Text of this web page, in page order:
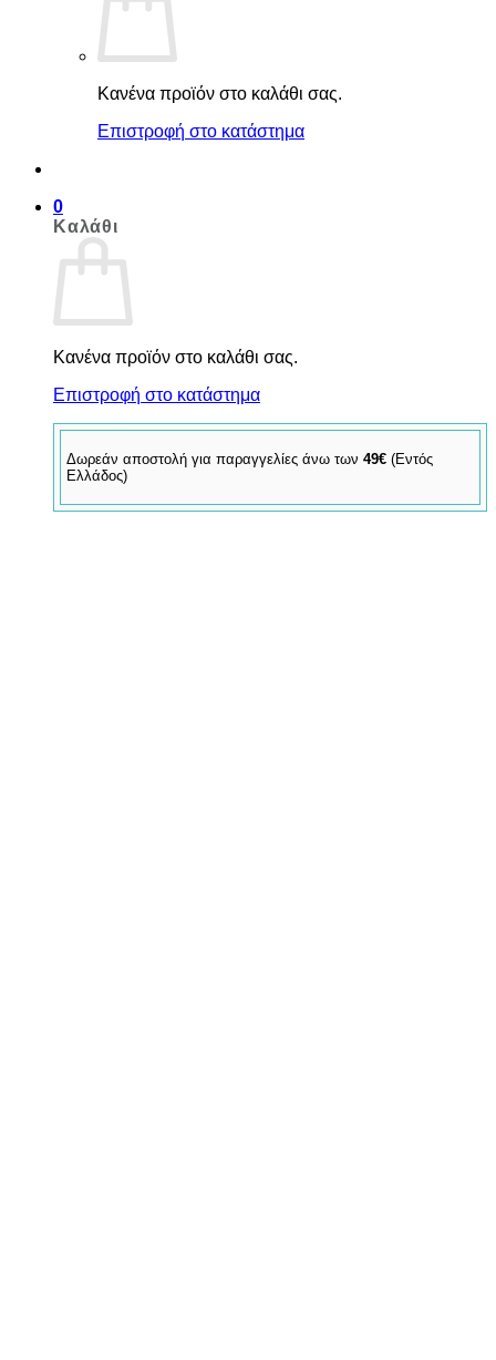
Κανένα προϊόν στο καλάθι σας.
Επιστροφή στο κατάστημα
0
Καλάθι
Κανένα προϊόν στο καλάθι σας.
Επιστροφή στο κατάστημα
Δωρεάν αποστολή για παραγγελίες άνω των 49€ (Εντός
Ελλάδος)